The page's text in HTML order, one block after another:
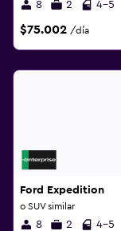
8 2 4-5
$75.002 /día
Ford Expedition
o SUV similar
8 2 4-5